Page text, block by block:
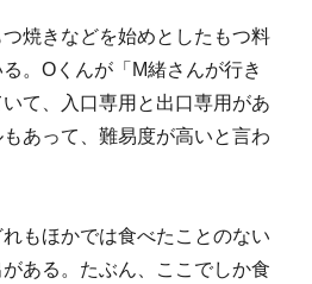
焼きなどを始めとしたもつ料
。Oくんが「M緒さんが行き
て、入口専用と出口専用があ
あって、難易度が高いと言わ
もほかでは食べたことのない
ある。たぶん、ここでしか食